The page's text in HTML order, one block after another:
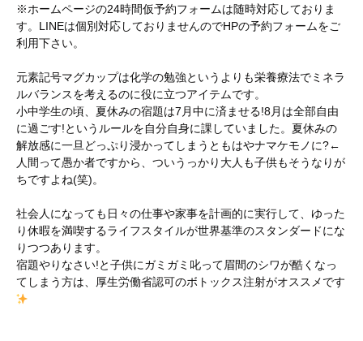
※ホームページの24時間仮予約フォームは随時対応しておりま
す。LINEは個別対応しておりませんのでHPの予約フォームをご
利用下さい。
元素記号マグカップは化学の勉強というよりも栄養療法でミネラ
ルバランスを考えるのに役に立つアイテムです。
小中学生の頃、夏休みの宿題は7月中に済ませる!8月は全部自由
に過ごす!というルールを自分自身に課していました。夏休みの
解放感に一旦どっぷり浸かってしまうともはやナマケモノに?←
人間って愚か者ですから、ついうっかり大人も子供もそうなりが
ちですよね(笑)。
社会人になっても日々の仕事や家事を計画的に実行して、ゆった
り休暇を満喫するライフスタイルが世界基準のスタンダードにな
りつつあります。
宿題やりなさい!と子供にガミガミ叱って眉間のシワが酷くなっ
てしまう方は、厚生労働省認可のボトックス注射がオススメです